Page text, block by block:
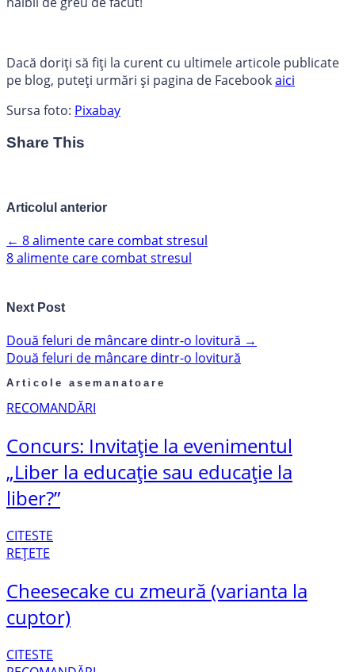
Dacă doriți să fiți la curent cu ultimele articole publicate
pe blog, puteți urmări și pagina de Facebookaici
Sursa foto: Pixabay
Share This
Articolul anterior
← 8 alimente care combat stresul
8 alimente care combat stresul
Next Post
Două feluri de mâncare dintr-o lovitură →
Două feluri de mâncare dintr-o lovitură
Articole asemanatoare
RECOMANDĂRI
Concurs: Invitație la evenimentul
„Liber la educație sau educație la
liber?”
CITESTE
REȚETE
Cheesecake cu zmeură (varianta la
cuptor)
CITESTE